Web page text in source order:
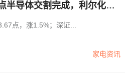
导体交割完成，利尔化学2
点，涨1.5%；深证...
家电资讯